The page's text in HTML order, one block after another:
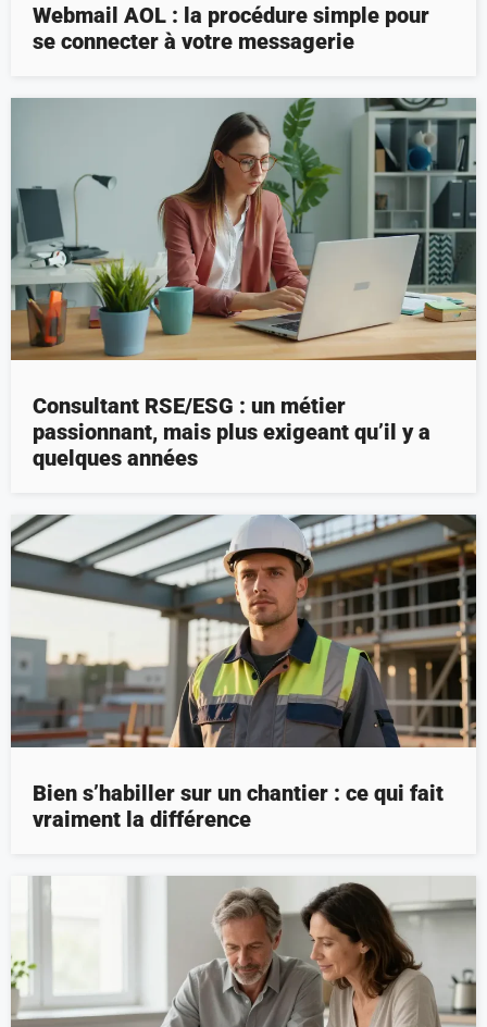
Webmail AOL : la procédure simple pour
se connecter à votre messagerie
Consultant RSE/ESG : un métier
passionnant, mais plus exigeant qu’il y a
quelques années
Bien s’habiller sur un chantier : ce qui fait
vraiment la différence